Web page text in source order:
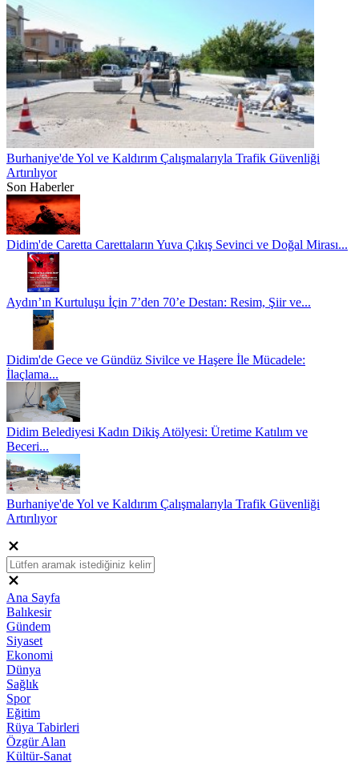
Burhaniye'de Yol ve Kaldırım Çalışmalarıyla Trafik Güvenliği
Artırılıyor
Son Haberler
Didim'de Caretta Carettaların Yuva Çıkış Sevinci ve Doğal Mirası...
Aydın’ın Kurtuluşu İçin 7’den 70’e Destan: Resim, Şiir ve...
Didim'de Gece ve Gündüz Sivilce ve Haşere İle Mücadele:
İlaçlama...
Didim Belediyesi Kadın Dikiş Atölyesi: Üretime Katılım ve
Beceri...
Burhaniye'de Yol ve Kaldırım Çalışmalarıyla Trafik Güvenliği
Artırılıyor
Ana Sayfa
Balıkesir
Gündem
Siyaset
Ekonomi
Dünya
Sağlık
Spor
Eğitim
Rüya Tabirleri
Özgür Alan
Kültür-Sanat